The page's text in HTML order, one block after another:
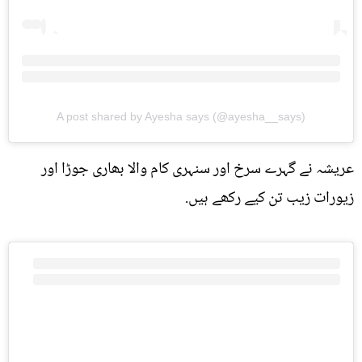
A post shared by Ayesha says (@ayesha__says)
عریشہ نے گہرے سرخ اور سنہری کام والا بھاری جوڑا اور
زیورات زیب تن کیے رکھے ہیں.